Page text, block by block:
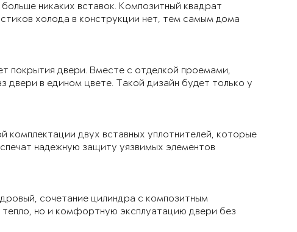
никаких вставок. Композитный квадрат
холода в конструкции нет, тем самым дома
покрытия двери. Вместе с отделкой проемами,
в едином цвете. Такой дизайн будет только у
комплектации двух вставных уплотнителей, которые
надежную защиту уязвимых элементов
сочетание цилиндра с композитным
но и комфортную эксплуатацию двери без